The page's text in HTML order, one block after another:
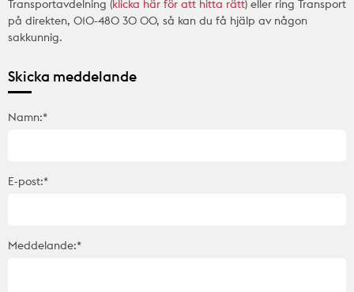
Transportavdelning (klicka här för att hitta rätt) eller ring Transport
på direkten, 010-480 30 00, så kan du få hjälp av någon
sakkunnig.
Skicka meddelande
Namn:*
E-post:*
Meddelande:*